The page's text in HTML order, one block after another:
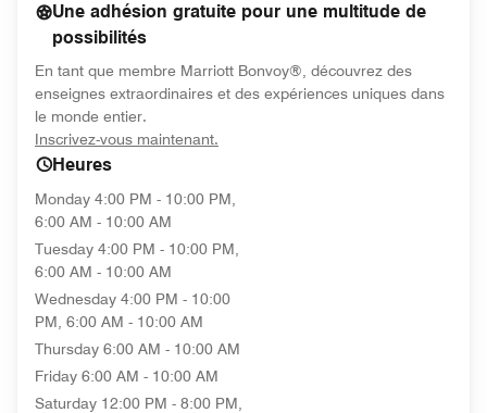
Une adhésion gratuite pour une multitude de
possibilités
En tant que membre Marriott Bonvoy®, découvrez des
enseignes extraordinaires et des expériences uniques dans
le monde entier.
Inscrivez-vous maintenant.
Heures
Monday 4:00 PM - 10:00 PM,
6:00 AM - 10:00 AM
Tuesday 4:00 PM - 10:00 PM,
6:00 AM - 10:00 AM
Wednesday 4:00 PM - 10:00
PM, 6:00 AM - 10:00 AM
Thursday 6:00 AM - 10:00 AM
Friday 6:00 AM - 10:00 AM
Saturday 12:00 PM - 8:00 PM,